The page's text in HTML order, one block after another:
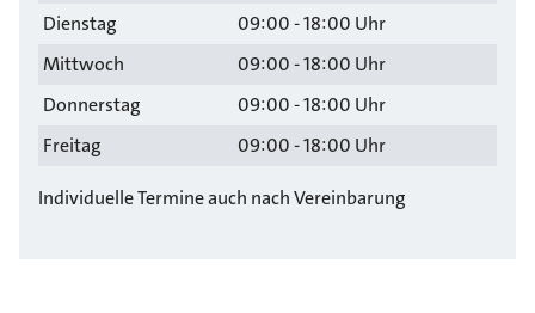
Dienstag
09:00 - 18:00 Uhr
Mittwoch
09:00 - 18:00 Uhr
Donnerstag
09:00 - 18:00 Uhr
Freitag
09:00 - 18:00 Uhr
Individuelle Termine auch nach Vereinbarung